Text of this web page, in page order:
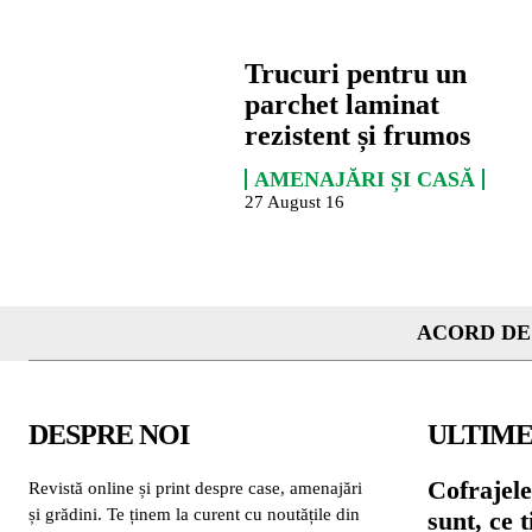
Trucuri pentru un
parchet laminat
rezistent și frumos
AMENAJĂRI ȘI CASĂ
27 August 16
ACORD
DESPRE NOI
Revistă online și print despre case, amenajări
și grădini. Te ținem la curent cu noutățile din
sunt, ce